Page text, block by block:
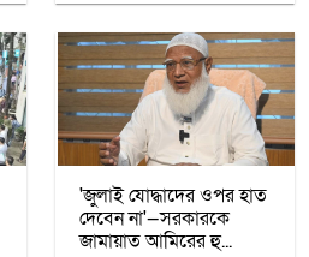
'জুলাই যোদ্ধাদের ওপর হাত
দেবেন না'—সরকারকে
জামায়াত আমিরের হু...